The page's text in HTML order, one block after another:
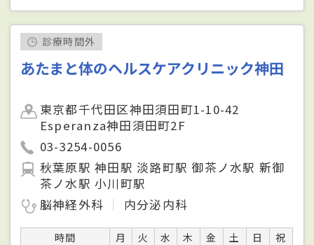
診療時間外
あたまと体のヘルスケアクリニック神田
東京都千代田区神田須田町1-10-42
Esperanza神田須田町2F
03-3254-0056
秋葉原駅 神田駅 淡路町駅 御茶ノ水駅 新御
茶ノ水駅 小川町駅
脳神経外科
内分泌内科
時間 月 火 水 木 金 土 日
祝